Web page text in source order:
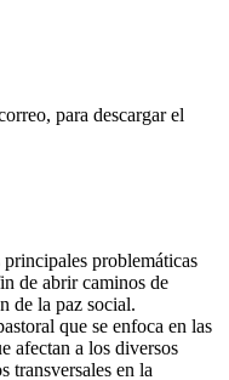
para descargar el
problemáticas
de abrir caminos de
de la paz social.
que se enfoca en las
afectan a los diversos
transversales en la